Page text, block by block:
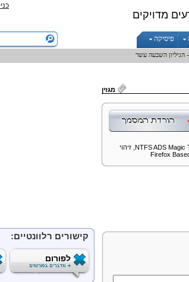
מדויקים
פיסיקה
- הגיליון השבעה עשר
מגזין
NTFS ADS Magic , זיהוי
Firefox
קישורים רלוונטיים:
לפורום